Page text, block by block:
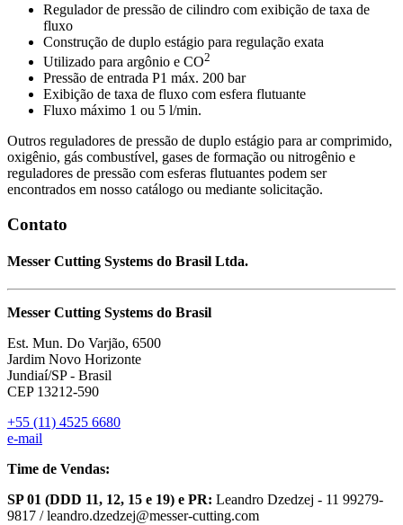
Regulador de pressão de cilindro com exibição de taxa de
fluxo
Construção de duplo estágio para regulação exata
Utilizado para argônio e CO2
Pressão de entrada P1 máx. 200 bar
Exibição de taxa de fluxo com esfera flutuante
Fluxo máximo 1 ou 5 l/min.
Outros reguladores de pressão de duplo estágio para ar comprimido,
oxigênio, gás combustível, gases de formação ou nitrogênio e
reguladores de pressão com esferas flutuantes podem ser
encontrados em nosso catálogo ou mediante solicitação.
Contato
Messer Cutting Systems do Brasil Ltda.
Messer Cutting Systems do Brasil
Est. Mun. Do Varjão, 6500
Jardim Novo Horizonte
Jundiaí/SP - Brasil
CEP 13212-590
+55 (11) 4525 6680
e-mail
Time de Vendas:
SP 01 (DDD 11, 12, 15 e 19) e PR: Leandro Dzedzej - 11 99279-
9817 / leandro.dzedzej@messer-cutting.com